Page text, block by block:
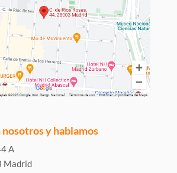
y hablamos
A
Madrid